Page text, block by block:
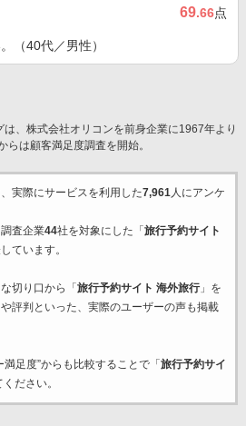
69.66点
（40代／男性）
は、株式会社オリコンを前身企業に1967年より
らは顧客満足度調査を開始。
実際にサービスを利用した7,961人にアンケ
査企業44社を対象にした「 旅行予約サイト
ています。
切り口から「 旅行予約サイト 海外旅行」を
評判といった、実際のユーザーの声も掲載
足度”からも比較することで「 旅行予約サイ
ださい。